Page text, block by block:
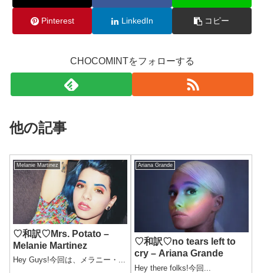
Pinterest LinkedIn コピー
CHOCOMINTをフォローする
他の記事
Melanie Martinez
♡和訳♡Mrs. Potato –
Melanie Martinez
Hey Guys!今回は、メラニー・...
Ariana Grande
♡和訳♡no tears left to
cry – Ariana Grande
Hey there folks!今回...